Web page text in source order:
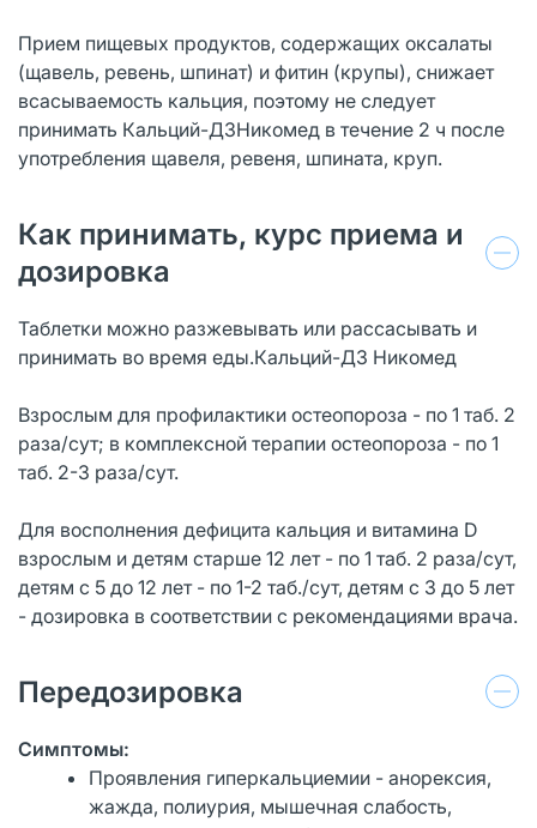
Прием пищевых продуктов, содержащих оксалаты
(щавель, ревень, шпинат) и фитин (крупы), снижает
всасываемость кальция, поэтому не следует
принимать Кальций-Д3Никомед в течение 2 ч после
употребления щавеля, ревеня, шпината, круп.
Как принимать, курс приема и
дозировка
Таблетки можно разжевывать или рассасывать и
принимать во время еды.Кальций-Д3 Никомед
Взрослым для профилактики остеопороза - по 1 таб. 2
раза/сут; в комплексной терапии остеопороза - по 1
таб. 2-3 раза/сут.
Для восполнения дефицита кальция и витамина D
взрослым и детям старше 12 лет - по 1 таб. 2 раза/сут,
детям с 5 до 12 лет - по 1-2 таб./сут, детям с 3 до 5 лет
- дозировка в соответствии с рекомендациями врача.
Передозировка
Симптомы:
Проявления гиперкальциемии - анорексия,
жажда, полиурия, мышечная слабость,